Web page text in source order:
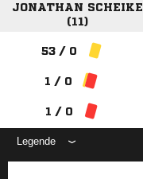
JONATHAN SCHEIKE
(11)
53 / 0
1 / 0
1 / 0
Legende